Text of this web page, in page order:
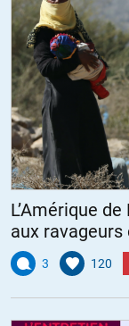
L’Amérique
aux ravageurs
3 120